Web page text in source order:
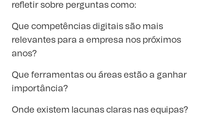
refletir sobre perguntas como:
Que competências digitais são mais
relevantes para a empresa nos próximos
anos?
Que ferramentas ou áreas estão a ganhar
importância?
Onde existem lacunas claras nas equipas?